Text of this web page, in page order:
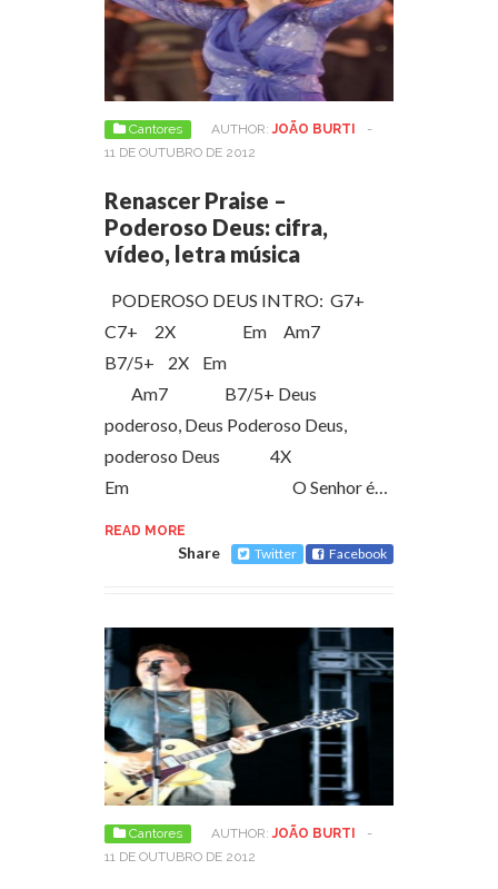
Cantores AUTHOR: JOÃO BURTI
-
11 DE OUTUBRO DE 2012
Renascer Praise –
Poderoso Deus: cifra,
vídeo, letra música
PODEROSO DEUS INTRO: G7+
C7+ 2X Em Am7
B7/5+ 2X Em
Am7 B7/5+ Deus
poderoso, Deus Poderoso Deus,
poderoso Deus 4X
Em O Senhor é…
READ MORE
Share Twitter Facebook
Cantores AUTHOR: JOÃO BURTI
-
11 DE OUTUBRO DE 2012